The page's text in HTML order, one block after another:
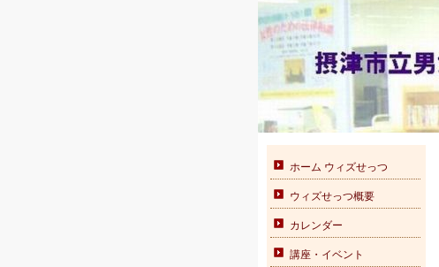
ホーム ウィズせっつ
ウィズせっつ概要
カレンダー
講座・イベント